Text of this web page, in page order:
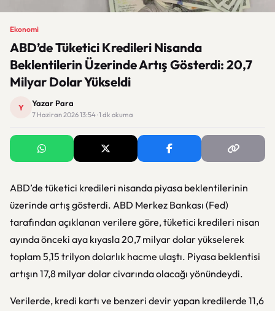
Ekonomi
ABD’de Tüketici Kredileri Nisanda
Beklentilerin Üzerinde Artış Gösterdi: 20,7
Milyar Dolar Yükseldi
Y Yazar Para
7 Haziran 2026 13:54 · 1 dk okuma
ABD’de tüketici kredileri nisanda piyasa beklentilerinin
üzerinde artış gösterdi. ABD Merkez Bankası (Fed)
tarafından açıklanan verilere göre, tüketici kredileri nisan
ayında önceki aya kıyasla 20,7 milyar dolar yükselerek
toplam 5,15 trilyon dolarlık hacme ulaştı. Piyasa beklentisi
artışın 17,8 milyar dolar civarında olacağı yönündeydi.
Verilerde, kredi kartı ve benzeri devir yapan kredilerde 11,6